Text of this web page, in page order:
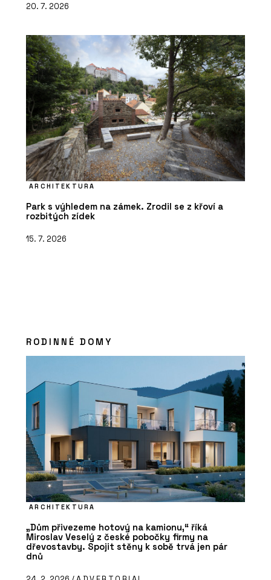
20. 7. 2026
ARCHITEKTURA
Park s výhledem na zámek. Zrodil se z křoví a
rozbitých zídek
15. 7. 2026
RODINNÉ DOMY
ARCHITEKTURA
„Dům přivezeme hotový na kamionu,“ říká
Miroslav Veselý z české pobočky firmy na
dřevostavby. Spojit stěny k sobě trvá jen pár
dnů